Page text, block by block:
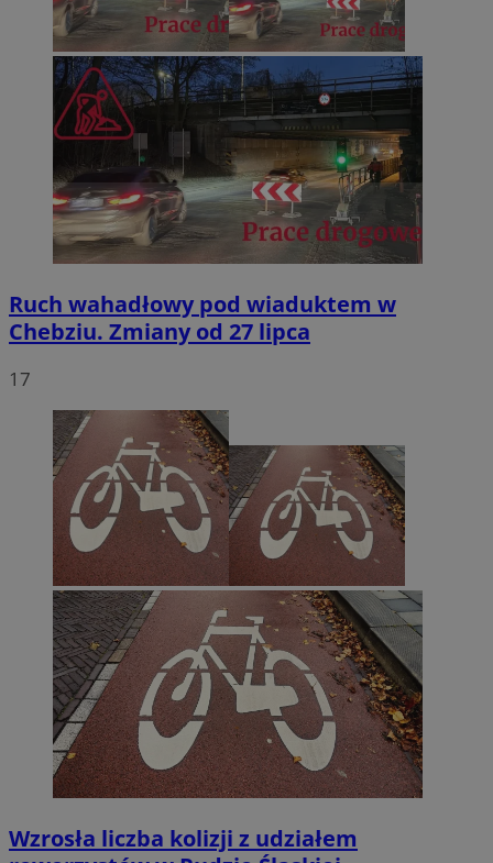
Ruch wahadłowy pod wiaduktem w
Chebziu. Zmiany od 27 lipca
17
Wzrosła liczba kolizji z udziałem